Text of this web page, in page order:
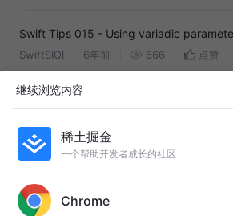
点赞
Swift Tips 015 - Using variadic
SwiftSIQI 6年前 666 点赞
swift-deep-linking：应用内解析并识别
[译] 探索 Swift 4 中新的 String API
继续浏览内容
稀土掘金
一个帮助开发者成长的社区
Chrome